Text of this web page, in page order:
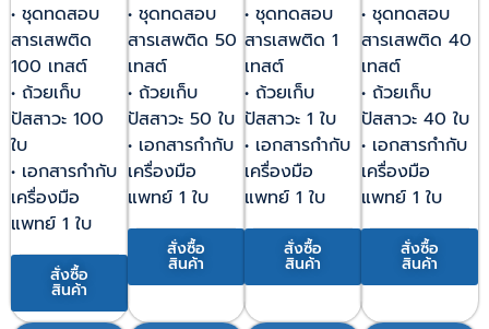
• ชุดทดสอบ
สารเสพติด
100 เทสต์
• ถ้วยเก็บ
ปัสสาวะ 100
ใบ
• เอกสารกำกับ
เครื่องมือ
แพทย์ 1 ใบ
สั่งซื้อ
สินค้า
• ชุดทดสอบ
สารเสพติด 50
เทสต์
• ถ้วยเก็บ
ปัสสาวะ 50 ใบ
• เอกสารกำกับ
เครื่องมือ
แพทย์ 1 ใบ
สั่งซื้อ
สินค้า
• ชุดทดสอบ
สารเสพติด 1
เทสต์
• ถ้วยเก็บ
ปัสสาวะ 1 ใบ
• เอกสารกำกับ
เครื่องมือ
แพทย์ 1 ใบ
สั่งซื้อ
สินค้า
• ชุดทดสอบ
สารเสพติด 40
เทสต์
• ถ้วยเก็บ
ปัสสาวะ 40 ใบ
• เอกสารกำกับ
เครื่องมือ
แพทย์ 1 ใบ
สั่งซื้อ
สินค้า